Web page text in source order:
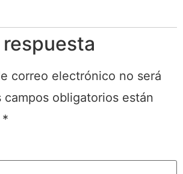
correo electrónico no será
campos obligatorios están
*